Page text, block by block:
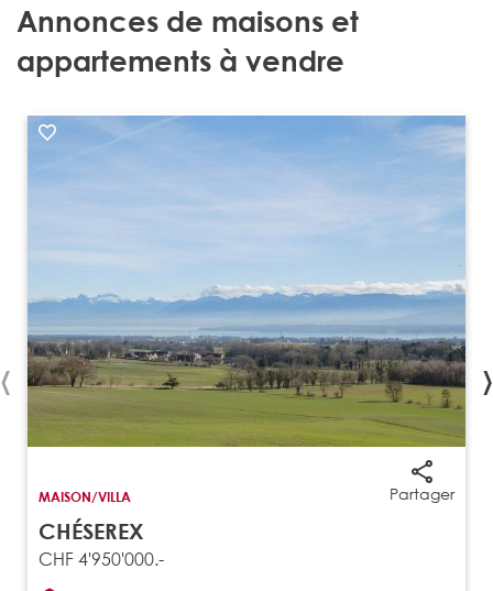
Annonces de maisons et
appartements à vendre
Partager
MAISON/VILLA
CHÉSEREX
CHF 4'950'000.-
‹ ›